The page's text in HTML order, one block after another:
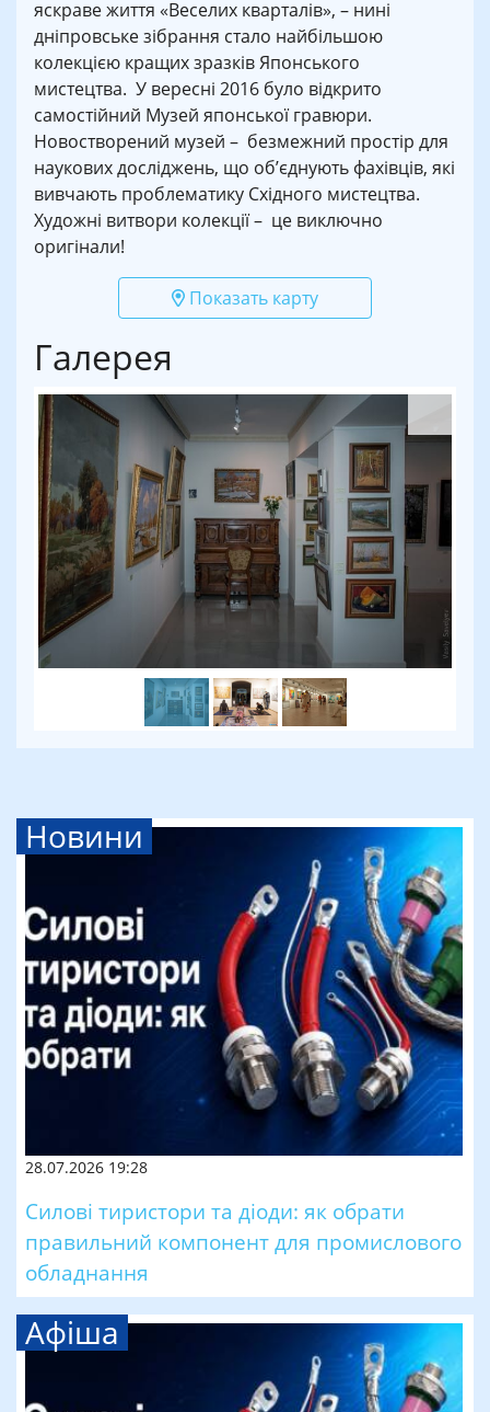
яскраве життя «Веселих кварталів», – нині
дніпровське зібрання стало найбільшою
колекцією кращих зразків Японського
мистецтва. У вересні 2016 було відкрито
самостійний Музей японської гравюри.
Новостворений музей – безмежний простір для
наукових досліджень, що об’єднують фахівців, які
вивчають проблематику Східного мистецтва.
Художні витвори колекції – це виключно
оригінали!
Показать карту
Галерея
Новини
28.07.2026 19:28
Силові тиристори та діоди: як обрати
правильний компонент для промислового
обладнання
Афіша